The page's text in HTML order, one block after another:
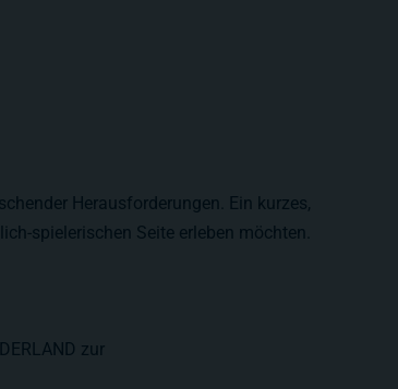
Herausforderungen. Ein kurzes,
spielerischen Seite erleben möchten.
zur